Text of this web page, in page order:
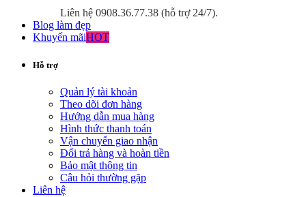
Liên hệ 0908.36.77.38 (hỗ trợ 24/7).
Blog làm đẹp
Khuyến mãiHOT
Hỗ trợ
Quản lý tài khoản
Theo dõi đơn hàng
Hướng dẫn mua hàng
Hình thức thanh toán
Vận chuyển giao nhận
Đổi trả hàng và hoàn tiền
Bảo mật thông tin
Câu hỏi thường gặp
Liên hệ